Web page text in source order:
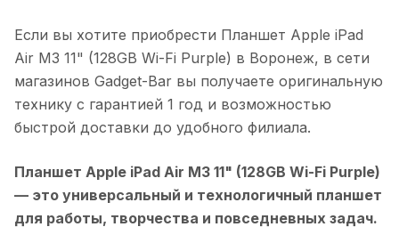
Если вы хотите приобрести Планшет Apple iPad
Air M3 11" (128GB Wi-Fi Purple) в Воронеж, в сети
магазинов Gadget-Bar вы получаете оригинальную
технику с гарантией 1 год и возможностью
быстрой доставки до удобного филиала.
Планшет Apple iPad Air M3 11" (128GB Wi-Fi Purple)
— это универсальный и технологичный планшет
для работы, творчества и повседневных задач.